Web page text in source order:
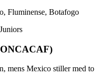
Fluminense, Botafogo
mens Mexico stiller med to